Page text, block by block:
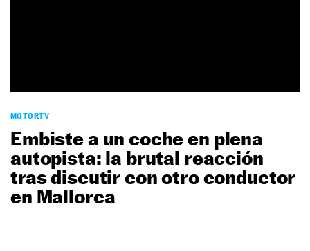
MOTORTV
Embiste a un coche en plena
autopista: la brutal reacción
tras discutir con otro conductor
en Mallorca